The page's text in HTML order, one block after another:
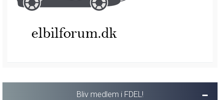
Bliv medlem i FDEL!